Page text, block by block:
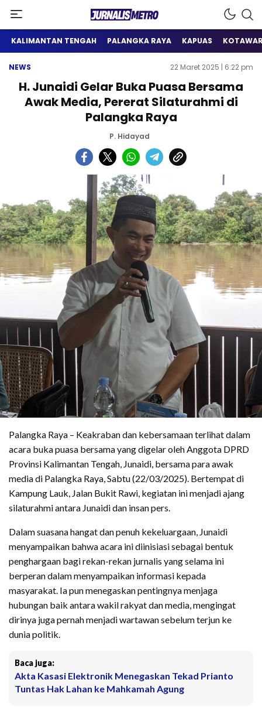
Jurnalis Metro
Satu Wadah Informasi
KALIMANTAN TENGAH PALANGKA RAYA KAPUAS
NEWS 22 Maret 2025 | 6:22 pm
H. Junaidi Gelar Buka Puasa Bersama
Awak Media, Pererat Silaturahmi di
Palangka Raya
P. Hidayad
Palangka Raya – Keakraban dan kebersamaan terlihat dalam
acara buka puasa bersama yang digelar oleh Anggota DPRD
Provinsi Kalimantan Tengah, Junaidi, bersama para awak
media di Palangka Raya, Sabtu (22/03/2025). Bertempat di
Kampung Lauk, Jalan Bukit Rawi, kegiatan ini menjadi ajang
silaturahmi antara Junaidi dan insan pers.
Dalam suasana hangat dan penuh kekeluargaan, Junaidi
menyampaikan bahwa acara ini diinisiasi sebagai bentuk
penghargaan bagi rekan-rekan jurnalis yang selama ini
berperan dalam menyampaikan informasi kepada
masyarakat. Ia pun menegaskan pentingnya menjaga
hubungan baik antara wakil rakyat dan media, mengingat
dirinya juga pernah menjadi wartawan sebelum terjun ke
dunia politik.
Baca juga:
Akta Kasasi Elektronik Menegaskan Tekad Prianto
Tuntas Hak Lahan ke Mahkamah Agung